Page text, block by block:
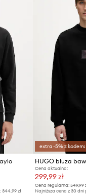
344,99 zł
extra -5% z kodem:
HUGO bluza
Cena aktualna:
299,99 zł
Cena regularna:549,99
Najniższa cena z 30 dni